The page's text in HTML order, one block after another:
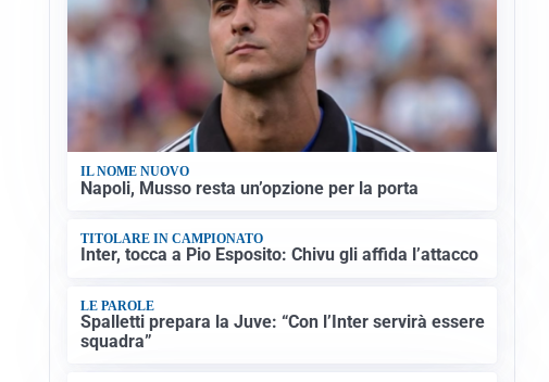
IL NOME NUOVO
Napoli, Musso resta un’opzione per la porta
TITOLARE IN CAMPIONATO
Inter, tocca a Pio Esposito: Chivu gli affida l’attacco
LE PAROLE
Spalletti prepara la Juve: “Con l’Inter servirà essere
squadra”